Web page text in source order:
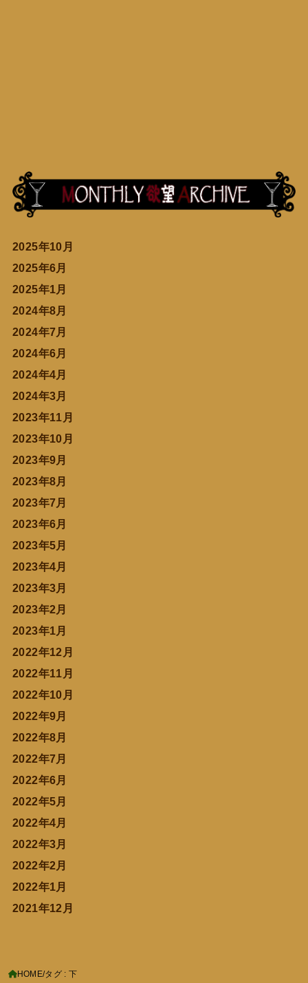
2025年10月
2025年6月
2025年1月
2024年8月
2024年7月
2024年6月
2024年4月
2024年3月
2023年11月
2023年10月
2023年9月
2023年8月
2023年7月
2023年6月
2023年5月
2023年4月
2023年3月
2023年2月
2023年1月
2022年12月
2022年11月
2022年10月
2022年9月
2022年8月
2022年7月
2022年6月
2022年5月
2022年4月
2022年3月
2022年2月
2022年1月
2021年12月
HOME タグ : 下